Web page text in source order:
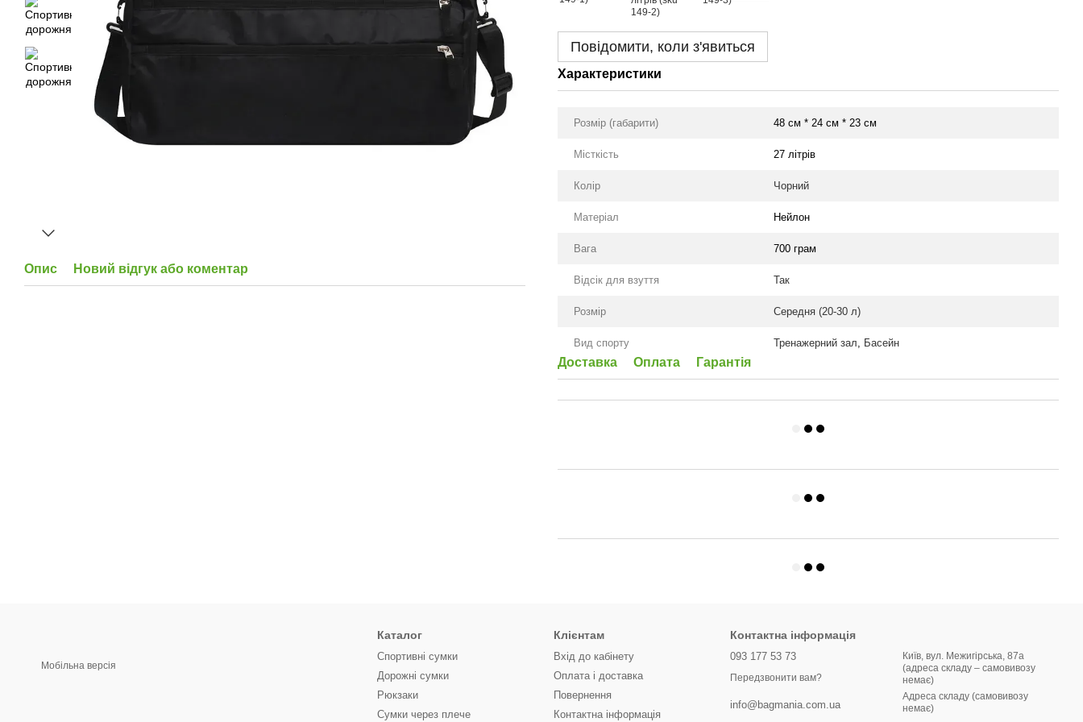
Опис Новий відгук або коментар
Повідомити, коли з'явиться
Характеристики
Розмір (габарити) 48 см * 24 см * 23 см
Місткість 27 літрів
Колір Чорний
Матеріал Нейлон
Вага 700 грам
Відсік для взуття Так
Розмір Середня (20-30 л)
Вид спорту Тренажерний зал, Басейн
Доставка Оплата Гарантія
Мобільна версія
Каталог
Спортивні сумки
Дорожні сумки
Рюкзаки
Сумки через плече
Клієнтам
Вхід до кабінету
Оплата і доставка
Повернення
Контактна інформація
Контактна інформація
093 177 53 73
Передзвонити вам?
info@bagmania.com.ua
Київ, вул. Межигірська, 87а
(адреса складу – самовивозу
немає)
Адреса складу (самовивозу
немає)